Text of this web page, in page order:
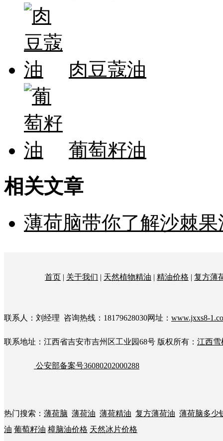
肉豆蔻油
葡萄籽油
相关文章
薄荷脑带你了解沙棘
首页 | 关于我们 | 天然植物精油 | 精油价格 | 复方薄
联系人：刘经理 咨询热线：18179628030网址： www.jxxs8-
联系地址：江西省吉安市吉州区工业园68号 版权所有： 江西雪
公安部备案号36080202000288
热门搜索： 薄荷脑 薄荷油 薄荷精油 复方薄荷油 薄荷脑多少
油 葡萄籽油 樟脑油价格 天然冰片价格